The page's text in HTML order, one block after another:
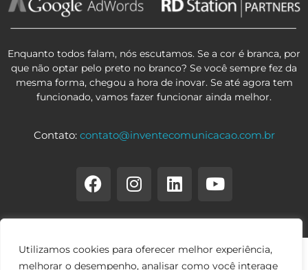
Utilizamos cookies para oferecer melhor experiência,
melhorar o desempenho, analisar como você interage
Enquanto todos falam, nós escutamos. Se a cor é branca, por
que não optar pelo preto no branco? Se você sempre fez da
mesma forma, chegou a hora de inovar. Se até agora tem
funcionado, vamos fazer funcionar ainda melhor.
Contato: contato@inventecomunicacao.com.br